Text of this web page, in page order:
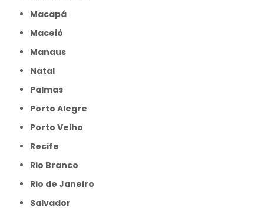
Macapá
Maceió
Manaus
Natal
Palmas
Porto Alegre
Porto Velho
Recife
Rio Branco
Rio de Janeiro
Salvador